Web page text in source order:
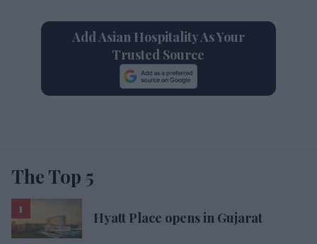
Add Asian Hospitality As Your
Trusted Source
The Top 5
Hyatt Place opens in Gujarat